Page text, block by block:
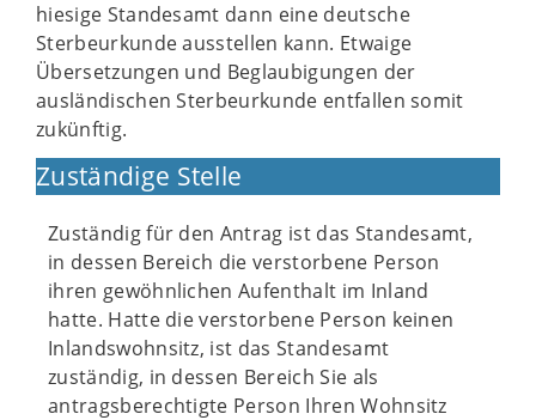
hiesige Standesamt dann eine deutsche
Sterbeurkunde ausstellen kann. Etwaige
Übersetzungen und Beglaubigungen der
ausländischen Sterbeurkunde entfallen somit
zukünftig.
Zuständige Stelle
Zuständig für den Antrag ist das Standesamt,
in dessen Bereich die verstorbene Person
ihren gewöhnlichen Aufenthalt im Inland
hatte. Hatte die verstorbene Person keinen
Inlandswohnsitz, ist das Standesamt
zuständig, in dessen Bereich Sie als
antragsberechtigte Person Ihren Wohnsitz